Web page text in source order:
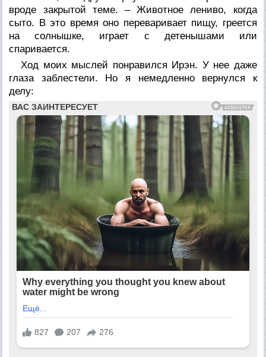
вроде закрытой теме. – Животное лениво, когда
сыто. В это время оно переваривает пищу, греется
на солнышке, играет с детенышами или
спаривается.
Ход моих мыслей понравился Ирэн. У нее даже
глаза заблестели. Но я немедленно вернулся к
делу: